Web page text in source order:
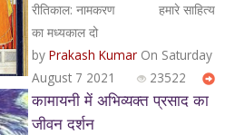
रीतिकाल: नामकरण हमारे साहित्य
का मध्यकाल दो
by Prakash KumarOn Saturday
August 7 2021
23522
कामायनी में अभिव्यक्त प्रसाद का
जीवन दर्शन